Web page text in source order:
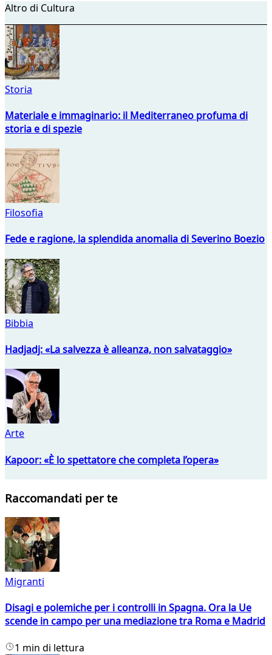
Altro di Cultura
Storia
Materiale e immaginario: il Mediterraneo profuma di
storia e di spezie
Filosofia
Fede e ragione, la splendida anomalia di Severino Boezio
Bibbia
Hadjadj: «La salvezza è alleanza, non salvataggio»
Arte
Kapoor: «È lo spettatore che completa l’opera»
Raccomandati per te
Migranti
Disagi e polemiche per i controlli in Spagna. Ora la Ue
scende in campo per una mediazione tra Roma e Madrid
1 min di lettura